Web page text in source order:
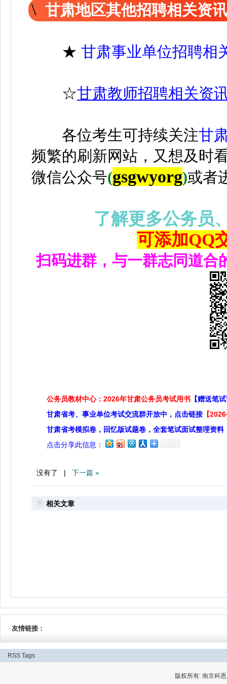
甘肃地区其他招聘相关资
★ 甘肃事业单位招聘相
☆甘肃教师招聘相关资
各位考生可持续关注甘
频繁的刷新网站，又想及时
微信公众号(gsgwyorg)或者
了解更多公务员
可添加QQ
扫码进群，与一群志同道合
公务员教材中心：2026年甘肃公务员考试用书 【赠送笔
甘肃省考、事业单位考试交流群开放中，点击链接 【
甘肃省考模拟卷，回忆版试题卷，全套笔试面试整理资料
点击分享此信息：
没有了 | 下一篇 »
相关文章
友情链接：
RSS Tags
版权所有: 南京科